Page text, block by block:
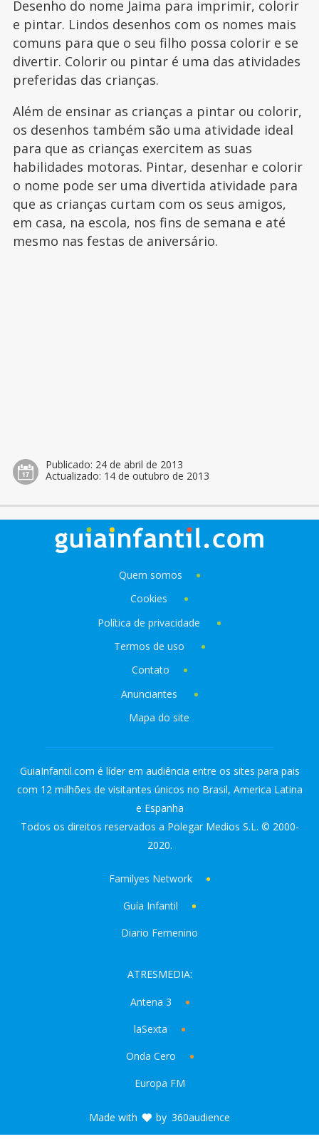
Desenho do nome Jaima para imprimir, colorir
e pintar. Lindos desenhos com os nomes mais
comuns para que o seu filho possa colorir e se
divertir. Colorir ou pintar é uma das atividades
preferidas das crianças.
Além de ensinar as crianças a pintar ou colorir,
os desenhos também são uma atividade ideal
para que as crianças exercitem as suas
habilidades motoras. Pintar, desenhar e colorir
o nome pode ser uma divertida atividade para
que as crianças curtam com os seus amigos,
em casa, na escola, nos fins de semana e até
mesmo nas festas de aniversário.
Publicado: 24 de abril de 2013
Actualizado: 14 de outubro de 2013
Quem somos
Cookies
Política de privacidade
Termos de uso
Contato
Anunciantes
Mapa do site
GuiaInfantil.com é líder em audiência entre os sites para pais
com 12 milhões de visitantes únicos no Brasil, America Latina
e Espanha
Todos os direitos reservados a Polegar Medios S.L. © 2000-
2020.
Familyes Network
Guía Infantil
Diario Femenino
ATRESMEDIA:
Antena 3
laSexta
Onda Cero
Europa FM
Made with by 360audience